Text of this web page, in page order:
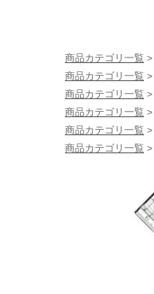
商品カテゴリ一覧 >
商品カテゴリ一覧 >
商品カテゴリ一覧 >
商品カテゴリ一覧 >
商品カテゴリ一覧 >
商品カテゴリ一覧 >